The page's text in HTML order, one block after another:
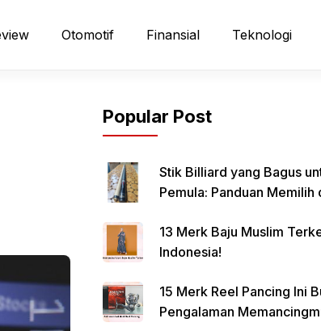
Otomotif Finansial Teknologi
Popular Post
Stik Billiard yang Bagus
Pemula: Panduan Memilih
13 Merk Baju Muslim
Indonesia!
15 Merk Reel Pancing Ini
Pengalaman